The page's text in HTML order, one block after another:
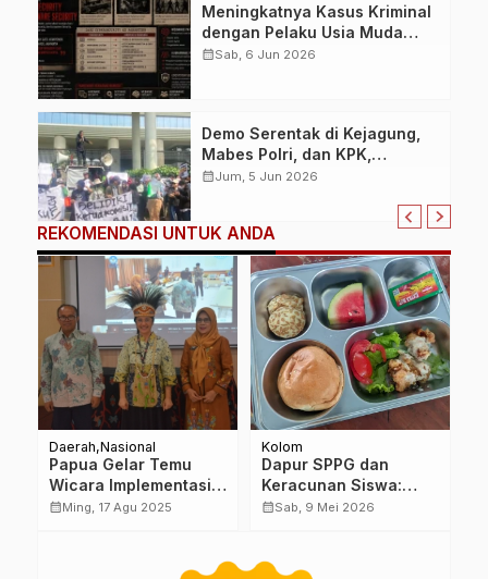
Meningkatnya Kasus Kriminal
dengan Pelaku Usia Muda
Picu Diskusi Baru terkait
calendar_monthSab, 6 Jun 2026
Demo Serentak di Kejagung,
Mabes Polri, dan KPK,
Mahasiswa Tuntut
Agung Bagus Pratiksa Linggih
calendar_monthJum, 5 Jun 2026
REKOMENDASI UNTUK ANDA
Daerah Nasional
Papua Gelar Temu
Wicara Implementasi
Buku Teks Utama
calendar_monthMing, 17 Agu 2025
Kolom
Dapur SPPG dan
Keracunan Siswa:
Siapa yang Harus
calendar_monthSab, 9 Mei 2026